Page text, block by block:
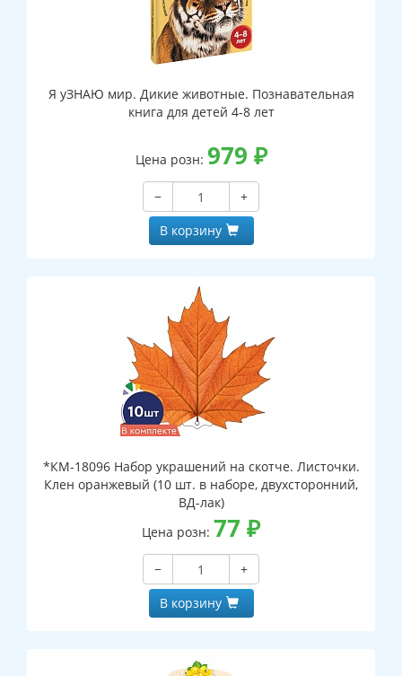
Я уЗНАЮ мир. Дикие животные. Познавательная
книга для детей 4-8 лет
Цена розн: 979 ₽
−
+
В корзину
*КМ-18096 Набор украшений на скотче. Листочки.
Клен оранжевый (10 шт. в наборе, двухсторонний,
ВД-лак)
Цена розн: 77 ₽
−
+
В корзину